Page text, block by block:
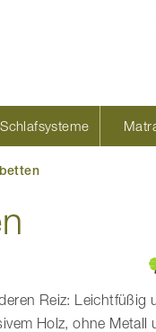
Schlafsysteme
Reiz:
Holz, ohne